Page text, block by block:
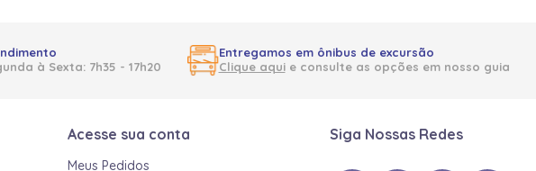
à Sexta: 7h35 - 17h20
Entregamos em ônibus de excursão
Clique aquie consulte as opções em nosso guia
Acesse sua conta
Meus Pedidos
Siga Nossas Redes